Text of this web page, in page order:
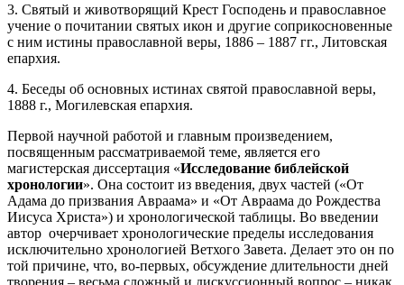
3. Святый и животворящий Крест Господень и православное
учение о почитании святых икон и другие соприкосновенные
с ним истины православной веры, 1886 – 1887 гг., Литовская
епархия.
4. Беседы об основных истинах святой православной веры,
1888 г., Могилевская епархия.
Первой научной работой и главным произведением,
посвященным рассматриваемой теме, является его
магистерская диссертация «Исследование библейской
хронологии». Она состоит из введения, двух частей («От
Адама до призвания Авраама» и «От Авраама до Рождества
Иисуса Христа») и хронологической таблицы. Во введении
автор очерчивает хронологические пределы исследования
исключительно хронологией Ветхого Завета. Делает это он по
той причине, что, во-первых, обсуждение длительности дней
творения – весьма сложный и дискуссионный вопрос – никак